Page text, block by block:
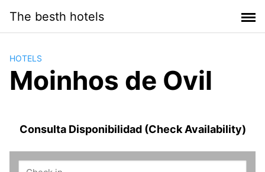
contenido
The besth hotels
HOTELS
Moinhos de Ovil
Consulta Disponibilidad (Check Availability)